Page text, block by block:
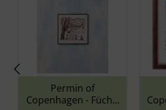
- Füch...
Copenhagen -